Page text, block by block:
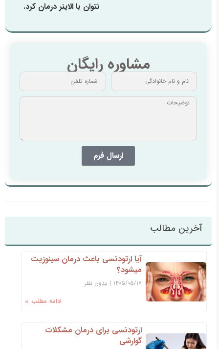
نتوان با الاینر درمان کرد.
مشاوره رایگان
ارسال فرم
آخرین مطالب
آیا ارتودنسی باعث درمان سینوزیت
میشود؟
۱۴۰۵/۰۵/۱۷ | بدون نظر
ادامه مطلب
ارتودنسی برای درمان مشکلات
گوارشی